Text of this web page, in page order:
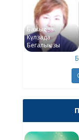
Бажықова
Күлзада
Бегалықызы